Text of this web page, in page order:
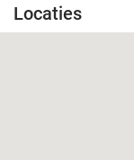
Locaties